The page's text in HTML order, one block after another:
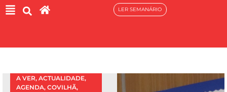
LER SEMANÁRIO
A VER, ACTUALIDADE,
AGENDA, COVILHÃ,